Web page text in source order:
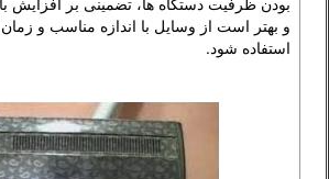
و بهتر است از وسايل با اندازه مناسب و زمان
استفاده شود.